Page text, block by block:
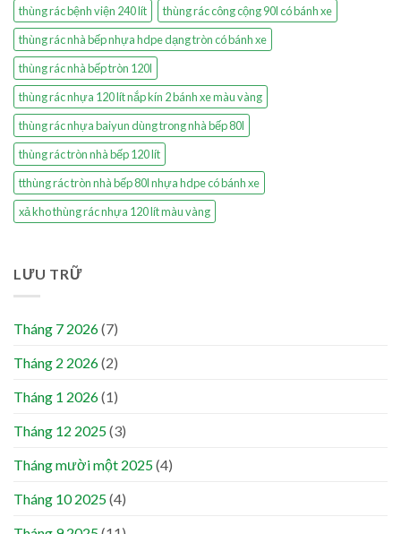
thùng rác bệnh viện 240 lít
thùng rác công cộng 90l có bánh xe
thùng rác nhà bếp nhựa hdpe dạng tròn có bánh xe
thùng rác nhà bếp tròn 120l
thùng rác nhựa 120 lít nắp kín 2 bánh xe màu vàng
thùng rác nhựa baiyun dùng trong nhà bếp 80l
thùng rác tròn nhà bếp 120 lít
tthùng rác tròn nhà bếp 80l nhựa hdpe có bánh xe
xả kho thùng rác nhựa 120 lít màu vàng
LƯU TRỮ
Tháng 7 2026(7)
Tháng 2 2026(2)
Tháng 1 2026(1)
Tháng 12 2025(3)
Tháng mười một 2025(4)
Tháng 10 2025(4)